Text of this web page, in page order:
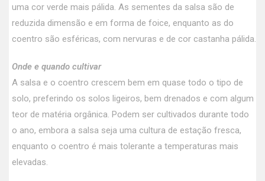
uma cor verde mais pálida. As sementes da salsa são de
reduzida dimensão e em forma de foice, enquanto as do
coentro são esféricas, com nervuras e de cor castanha pálida.
Onde e quando cultivar
A salsa e o coentro crescem bem em quase todo o tipo de
solo, preferindo os solos ligeiros, bem drenados e com algum
teor de matéria orgânica. Podem ser cultivados durante todo
o ano, embora a salsa seja uma cultura de estação fresca,
enquanto o coentro é mais tolerante a temperaturas mais
elevadas.